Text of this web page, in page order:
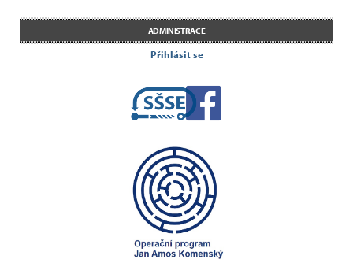
ADMINISTRACE
Přihlásit se